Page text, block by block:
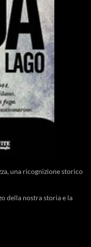
una ricognizione storico
della nostra storia e la